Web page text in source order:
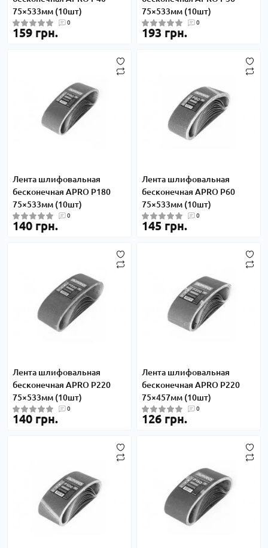
75×533мм (10шт)
0
159 грн.
75×533мм (10шт)
0
193 грн.
Лента шлифовальная
бесконечная APRO P180
75×533мм (10шт)
0
140 грн.
Лента шлифовальная
бесконечная APRO P60
75×533мм (10шт)
0
145 грн.
Лента шлифовальная
бесконечная APRO P220
75×533мм (10шт)
0
140 грн.
Лента шлифовальная
бесконечная APRO P220
75×457мм (10шт)
0
126 грн.